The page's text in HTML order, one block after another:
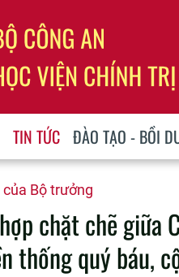
TIN TỨC ĐÀO TẠO - BỒI
của Bộ trưởng
chặt chẽ giữa
thống quý báu,